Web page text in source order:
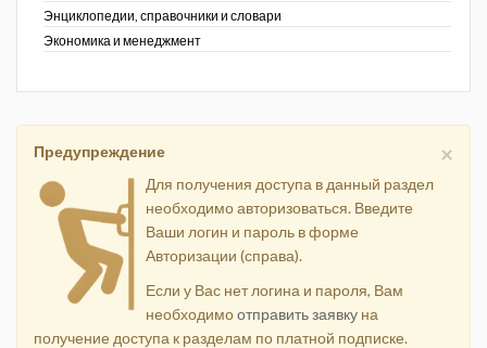
Энциклопедии, справочники и словари
Экономика и менеджмент
×
Предупреждение
Для получения доступа в данный раздел
необходимо авторизоваться. Введите
Ваши логин и пароль в форме
Авторизации (справа).
Если у Вас нет логина и пароля, Вам
необходимоотправить заявку на
получение доступа к разделам по платной подписке.